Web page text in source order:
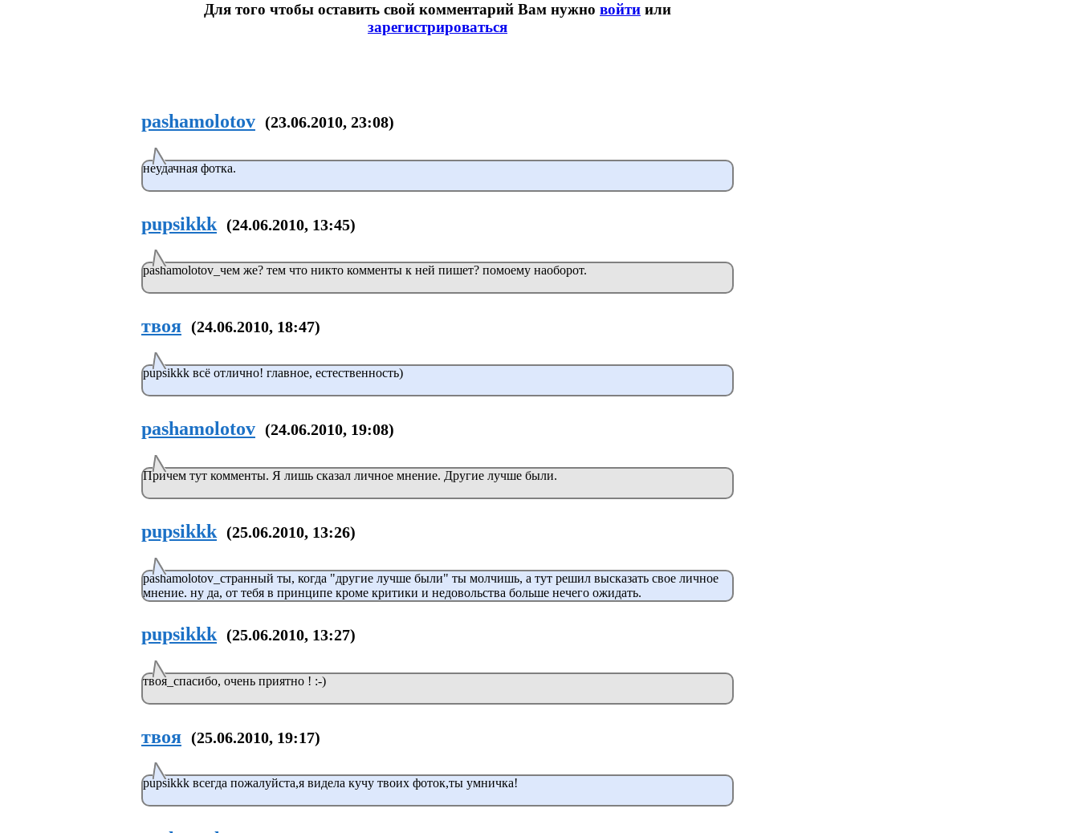
Для того чтобы оставить свой комментарий Вам нужно войти или
зарегистрироваться
pashamolotov (23.06.2010, 23:08)
неудачная фотка.
pupsikkk (24.06.2010, 13:45)
pashamolotov_чем же? тем что никто комменты к ней пишет? помоему наоборот.
твоя (24.06.2010, 18:47)
pupsikkk всё отлично! главное, естественность)
pashamolotov (24.06.2010, 19:08)
Причем тут комменты. Я лишь сказал личное мнение. Другие лучше были.
pupsikkk (25.06.2010, 13:26)
pashamolotov_странный ты, когда "другие лучше были" ты молчишь, а тут решил высказать свое личное
мнение. ну да, от тебя в принципе кроме критики и недовольства больше нечего ожидать.
pupsikkk (25.06.2010, 13:27)
твоя_спасибо, очень приятно ! :-)
твоя (25.06.2010, 19:17)
pupsikkk всегда пожалуйста,я видела кучу твоих фоток,ты умничка!